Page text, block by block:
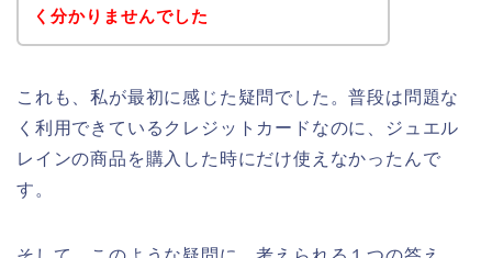
く分かりませんでした
これも、私が最初に感じた疑問でした。普段は問題な
く利用できているクレジットカードなのに、ジュエル
レインの商品を購入した時にだけ使えなかったんで
す。